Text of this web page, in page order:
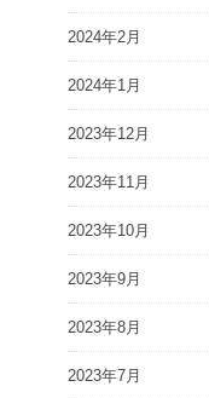
2024年2月
2024年1月
2023年12月
2023年11月
2023年10月
2023年9月
2023年8月
2023年7月